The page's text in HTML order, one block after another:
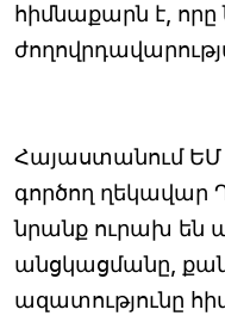
հիմնաքարն է, որը
Հայաստանում
գործող ղեկավար
նրանք ուրախ են
անցկացմանը,
ազատությունը